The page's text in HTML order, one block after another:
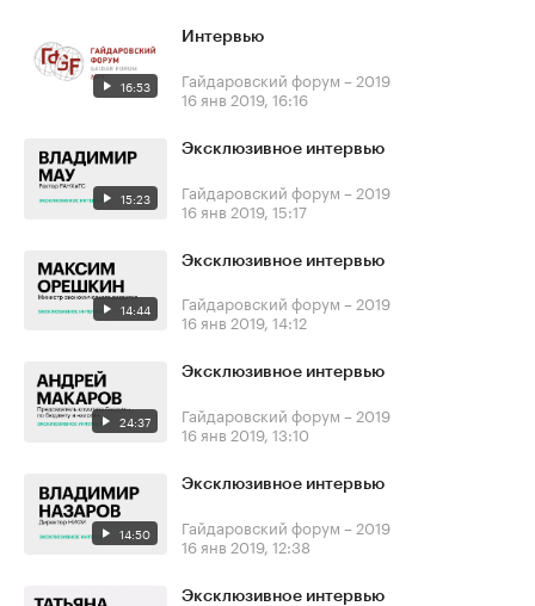
16:53
Интервью
Гайдаровский форум – 2019
16 янв 2019, 16:16
15:23
Эксклюзивное интервью
Гайдаровский форум – 2019
16 янв 2019, 15:17
14:44
Эксклюзивное интервью
Гайдаровский форум – 2019
16 янв 2019, 14:12
24:37
Эксклюзивное интервью
Гайдаровский форум – 2019
16 янв 2019, 13:10
14:50
Эксклюзивное интервью
Гайдаровский форум – 2019
16 янв 2019, 12:38
Эксклюзивное интервью